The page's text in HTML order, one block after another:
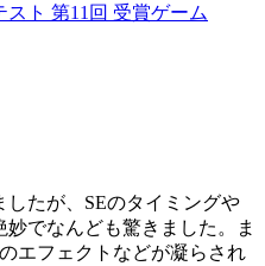
ト 第11回 受賞ゲーム
たが、SEのタイミングや
でなんども驚きました。ま
エフェクトなどが凝らされ